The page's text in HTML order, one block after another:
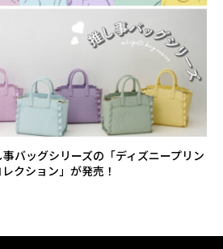
バッグシリーズの「ディズニープリン
クション」が発売！